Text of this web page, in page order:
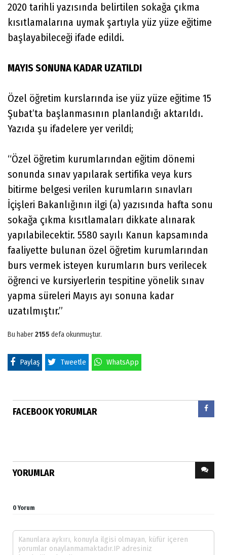
2020 tarihli yazısında belirtilen sokağa çıkma
kısıtlamalarına uymak şartıyla yüz yüze eğitime
başlayabileceği ifade edildi.
MAYIS SONUNA KADAR UZATILDI
Özel öğretim kurslarında ise yüz yüze eğitime 15
Şubat’ta başlanmasının planlandığı aktarıldı.
Yazıda şu ifadelere yer verildi;
“Özel öğretim kurumlarından eğitim dönemi
sonunda sınav yapılarak sertifika veya kurs
bitirme belgesi verilen kurumların sınavları
İçişleri Bakanlığının ilgi (a) yazısında hafta sonu
sokağa çıkma kısıtlamaları dikkate alınarak
yapılabilecektir. 5580 sayılı Kanun kapsamında
faaliyette bulunan özel öğretim kurumlarından
burs vermek isteyen kurumların burs verilecek
öğrenci ve kursiyerlerin tespitine yönelik sınav
yapma süreleri Mayıs ayı sonuna kadar
uzatılmıştır.”
Bu haber2155 defa okunmuştur.
Paylaş Tweetle WhatsApp
FACEBOOK YORUMLAR
YORUMLAR
0 Yorum